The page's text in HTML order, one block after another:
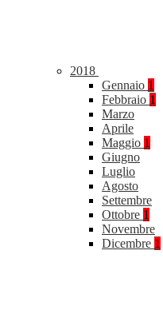
2018
Gennaio 1
Febbraio 1
Marzo
Aprile
Maggio 1
Giugno
Luglio
Agosto
Settembre
Ottobre 1
Novembre
Dicembre 1